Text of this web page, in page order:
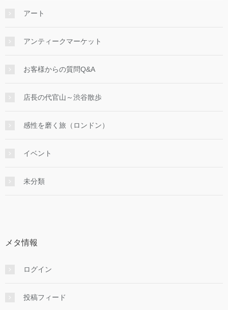
アート
アンティークマーケット
お客様からの質問Q&A
店長の代官山～渋谷散歩
感性を磨く旅（ロンドン）
イベント
未分類
メタ情報
ログイン
投稿フィード